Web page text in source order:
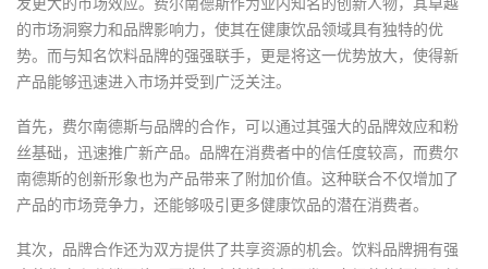
的市场洞察力和品牌影响力，使其在健康饮品领域具有独特的优
势。而与知名饮料品牌的强强联手，更是将这一优势放大，使得新
产品能够迅速进入市场并受到广泛关注。
首先，费尔南德斯与品牌的合作，可以通过其强大的品牌效应和粉
丝基础，迅速推广新产品。品牌在消费者中的信任度较高，而费尔
南德斯的创新形象也为产品带来了附加价值。这种联合不仅增加了
产品的市场竞争力，还能够吸引更多健康饮品的潜在消费者。
其次，品牌合作还为双方提供了共享资源的机会。饮料品牌拥有强